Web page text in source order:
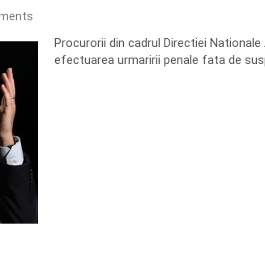
Procurorii din cadrul Directiei
efectuarea urmaririi penale fata de